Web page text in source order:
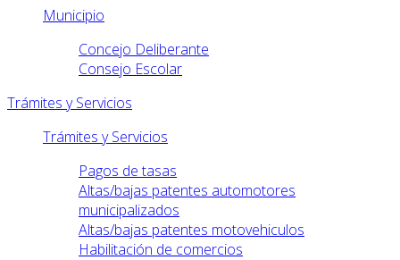
Municipio
Concejo Deliberante
Consejo Escolar
Trámites y Servicios
Trámites y Servicios
Pagos de tasas
Altas/bajas patentes automotores
municipalizados
Altas/bajas patentes motovehiculos
Habilitación de comercios